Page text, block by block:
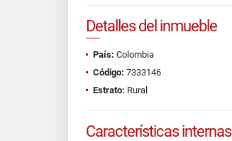
Detalles del inmueble
País: Colombia
Código: 7333146
Estrato: Rural
Características internas